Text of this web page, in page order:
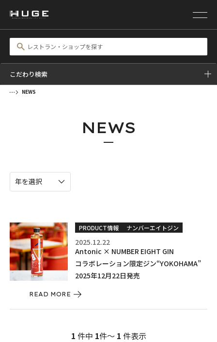
こだわり検索
NEWS
NEWS
PRODUCT情報 ナンバーエイトジン
2025.12.22
Antonic × NUMBER EIGHT GIN
コラボレーション限定ジン“YOKOHAMA”
2025年12月22日発売
READ MORE
1 件中 1件～ 1 件表示